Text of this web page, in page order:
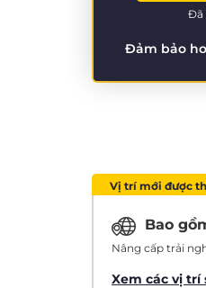
Đảm bảo
Đã
Vị trí mới được
Bao
Nâng cấp trải
Xem các vị trí